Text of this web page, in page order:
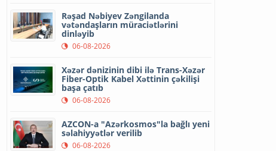
Rəşad Nəbiyev Zəngilanda
vətəndaşların müraciətlərini
dinləyib
06-08-2026
Xəzər dənizinin dibi ilə Trans-Xəzər
Fiber-Optik Kabel Xəttinin çəkilişi
başa çatıb
06-08-2026
AZCON-a "Azərkosmos"la bağlı yeni
səlahiyyətlər verilib
06-08-2026